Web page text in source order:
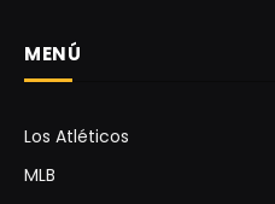
MENÚ
Los Atléticos
MLB